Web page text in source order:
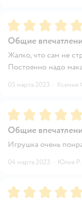
Рейтинг:5
Общие
Жалко, что сам не
Постоянно надо
05 марта 2023 · Ксения
Рейтинг:5
Общие
Игрушка очень
04 марта 2023 · Юлия Р.
Рейтинг:5